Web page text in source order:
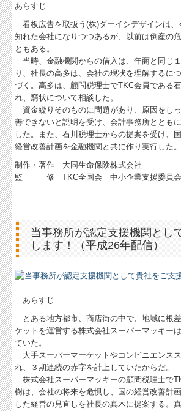
あらすじ
看板広告を取扱う(株)ダーイシデザインは、
知れた会社になりつつあるが、以前は倒産の
ともある。
当時、金融機関からの借入は、年商と同じ
り、社長の高多は、会社の現状を理解するに
づく。高多は、顧問税理士でTKC会員である
れ、窮状について相談した。
資金繰りそのものに問題があり、原因をし
善できないと説明を受け、会計事務所ととも
した。また、石川税理士からの提案を受け、
経営改善計画を金融機関と共に作り実行した。
制作・著作 大同生命保険株式会社
監 修 TKC全国会 中小企業支援委員会
当事務所が認定支援機関とし
します！（平成26年配信）
あらすじ
とある地方都市、商店街の中で、地域に根
ケットを運営する株式会社スーパーマッキー
ていた。
大手スーパーマーケットやコンビニエンス
れ、３期連続の赤字を計上していたからだ。
株式会社スーパーマッキーの顧問税理士で
樹は、会社の将来を危惧し、国の経営改善計
した経営の見直しを社長の真木に提案する。